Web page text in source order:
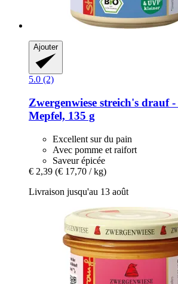
Ajouter
5.0 (2)
Zwergenwiese streich's drauf
Mepfel, 135 g
Excellent sur du pain
Avec pomme et raifort
Saveur épicée
€ 2,39 (€ 17,70 / kg)
Livraison jusqu'au 13 août